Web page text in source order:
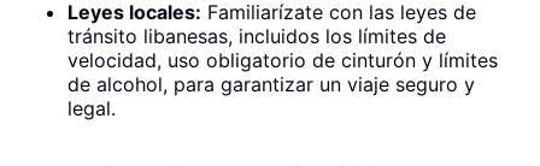
Leyes locales: Familiarízate con las leyes de
tránsito libanesas, incluidos los límites de
velocidad, uso obligatorio de cinturón y límites
de alcohol, para garantizar un viaje seguro y
legal.